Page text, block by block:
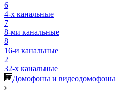
6
4-х канальные
7
8-ми канальные
8
16-и канальные
2
32-х канальные
Домофоны и видеодомофоны